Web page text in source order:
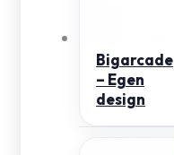
Bigarcade
– Egen
design